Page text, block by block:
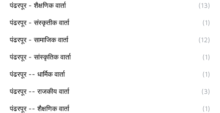
पंढरपूर - शैक्षणिक वार्ता (13)
पंढरपूर - संस्कृतीक वार्ता (1)
पंढरपूर - सामाजिक वार्ता (12)
पंढरपूर - सांस्कृतिक वार्ता (1)
पंढरपूर -- धार्मिक वार्ता (1)
पंढरपूर -- राजकीय वार्ता (3)
पंढरपूर -- शैक्षणिक वार्ता (1)